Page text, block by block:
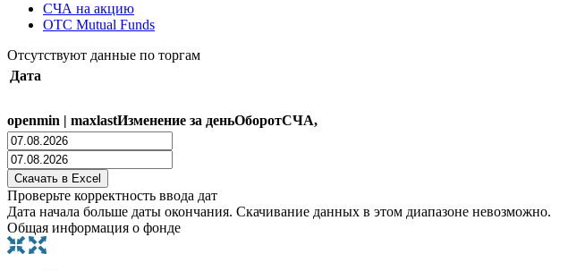
СЧА на акцию
OTC Mutual Funds
Отсутствуют данные по торгам
Дата
openmin | maxlastИзменение за деньОборотСЧА,
Проверьте корректность ввода дат
Дата начала больше даты окончания. Скачивание данных в этом диапазоне невозможно.
Общая информация о фонде